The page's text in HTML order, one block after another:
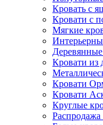
Кровать с
Кровати с
Мягкие
Кровати из
Кровати
Кровати
Круглые
Распродажа